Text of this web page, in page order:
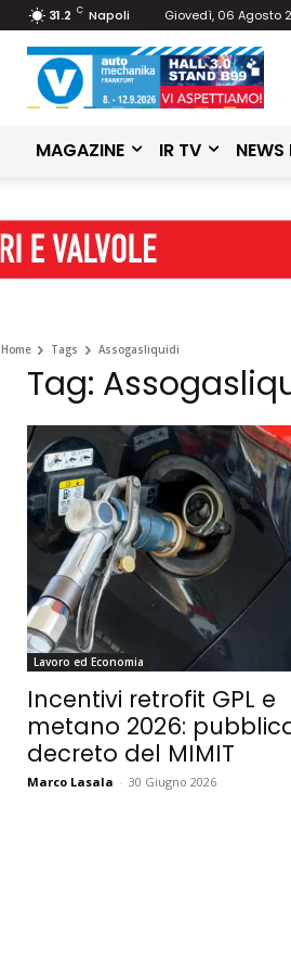
31.2 C Napoli Giovedì, 06 Agosto
MAGAZINE IR TV NEWS
Home Tags Assogasliquidi
Tag:
Lavoro ed Economia
Incentivi retrofit GPL e
metano 2026:
decreto del MIMIT
Marco Lasala - 30 Giugno 2026